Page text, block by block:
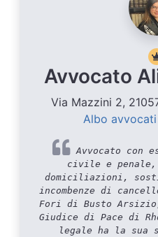
Avvocato
Via Mazzini 2,
Albo
Avvocato con
civile e
domiciliazioni,
incombenze di
Fori di Busto
Giudice di Pace di
legale ha la sua